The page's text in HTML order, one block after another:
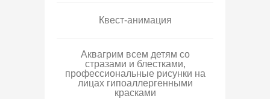
Квест-анимация
Аквагрим всем детям со
стразами и блестками,
профессиональные рисунки на
лицах гипоаллергенными
красками